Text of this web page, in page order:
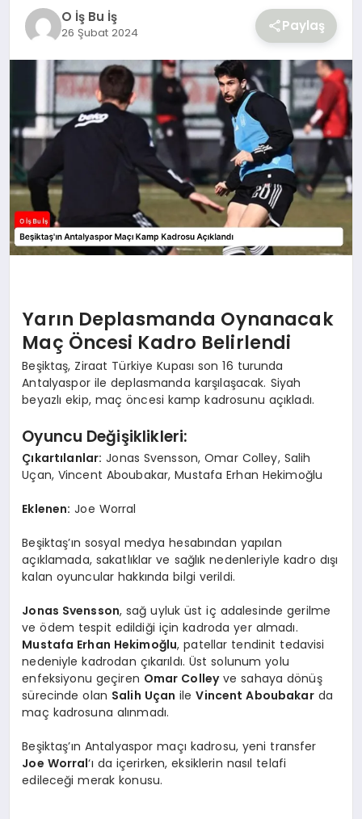
YAŞAM
O İş Bu İş
26 Şubat 2024 Paylaş
Yarın Deplasmanda Oynanacak
Maç Öncesi Kadro Belirlendi
Beşiktaş, Ziraat Türkiye Kupası son 16 turunda
Antalyaspor ile deplasmanda karşılaşacak. Siyah
beyazlı ekip, maç öncesi kamp kadrosunu açıkladı.
Oyuncu Değişiklikleri:
Çıkartılanlar: Jonas Svensson, Omar Colley, Salih
Uçan, Vincent Aboubakar, Mustafa Erhan Hekimoğlu
Eklenen: Joe Worral
Beşiktaş’ın sosyal medya hesabından yapılan
açıklamada, sakatlıklar ve sağlık nedenleriyle kadro dışı
kalan oyuncular hakkında bilgi verildi.
Jonas Svensson, sağ uyluk üst iç adalesinde gerilme
ve ödem tespit edildiği için kadroda yer almadı.
Mustafa Erhan Hekimoğlu, patellar tendinit tedavisi
nedeniyle kadrodan çıkarıldı. Üst solunum yolu
enfeksiyonu geçiren Omar Colleyve sahaya dönüş
sürecinde olan Salih Uçan ileVincent Aboubakarda
maç kadrosuna alınmadı.
Beşiktaş’ın Antalyaspor maçı kadrosu, yeni transfer
Joe Worral‘ı da içerirken, eksiklerin nasıl telafi
edileceği merak konusu.